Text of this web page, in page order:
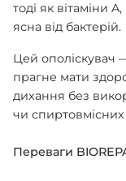
тоді як вітаміни
ясна від бактерій.
Цей ополіскувач
прагне мати
дихання без
чи
Переваги